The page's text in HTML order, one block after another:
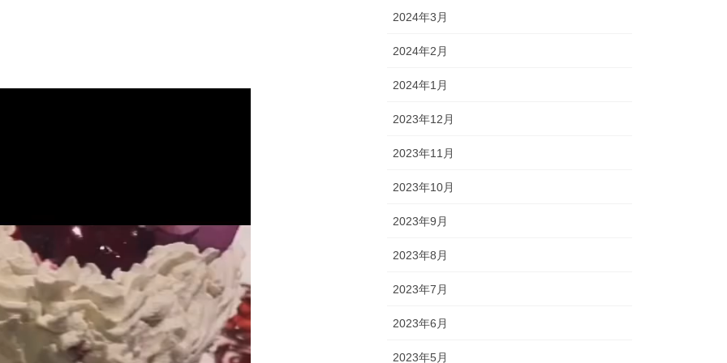
2024年3月
2024年2月
2024年1月
2023年12月
2023年11月
2023年10月
2023年9月
2023年8月
2023年7月
2023年6月
2023年5月